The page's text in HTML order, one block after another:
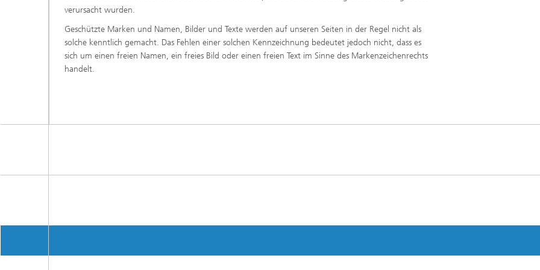
verursacht wurden.
Geschützte Marken und Namen, Bilder und Texte werden auf unseren Seiten in der Regel nicht als
solche kenntlich gemacht. Das Fehlen einer solchen Kennzeichnung bedeutet jedoch nicht, dass es
sich um einen freien Namen, ein freies Bild oder einen freien Text im Sinne des Markenzeichenrechts
handelt.